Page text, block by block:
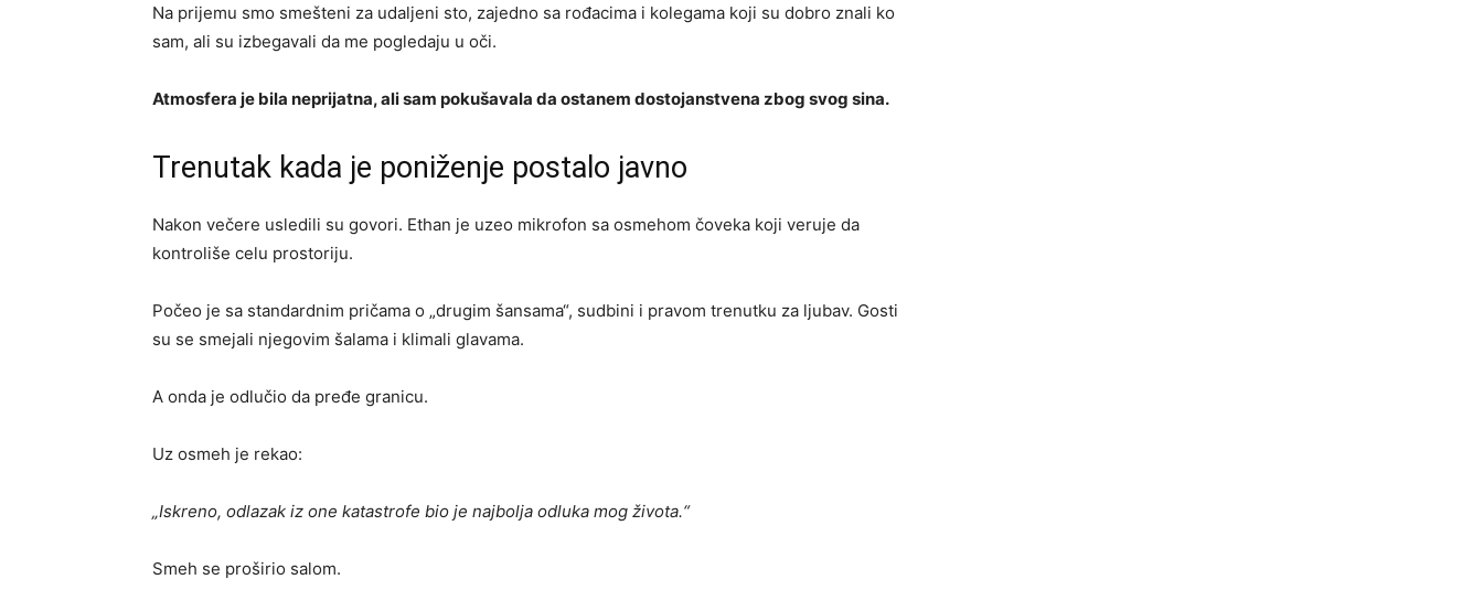
Na prijemu smo smešteni za udaljeni sto, zajedno sa rođacima i kolegama koji su dobro znali ko
sam, ali su izbegavali da me pogledaju u oči.
Atmosfera je bila neprijatna, ali sam pokušavala da ostanem dostojanstvena zbog svog sina.
Trenutak kada je poniženje postalo javno
Nakon večere usledili su govori. Ethan je uzeo mikrofon sa osmehom čoveka koji veruje da
kontroliše celu prostoriju.
Počeo je sa standardnim pričama o „drugim šansama“, sudbini i pravom trenutku za ljubav. Gosti
su se smejali njegovim šalama i klimali glavama.
A onda je odlučio da pređe granicu.
Uz osmeh je rekao:
„Iskreno, odlazak iz one katastrofe bio je najbolja odluka mog života.“
Smeh se proširio salom.